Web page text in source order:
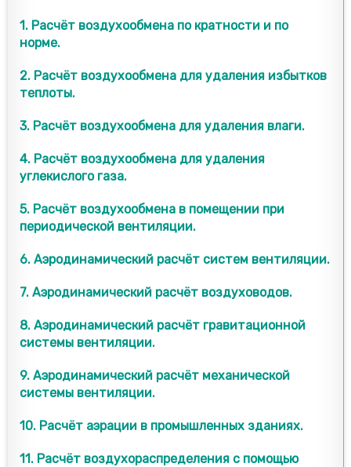
1. Расчёт воздухообмена по кратности и по
норме.
2. Расчёт воздухообмена для удаления избытков
теплоты.
3. Расчёт воздухообмена для удаления влаги.
4. Расчёт воздухообмена для удаления
углекислого газа.
5. Расчёт воздухообмена в помещении при
периодической вентиляции.
6. Аэродинамический расчёт систем вентиляции.
7. Аэродинамический расчёт воздуховодов.
8. Аэродинамический расчёт гравитационной
системы вентиляции.
9. Аэродинамический расчёт механической
системы вентиляции.
10. Расчёт аэрации в промышленных зданиях.
11. Расчёт воздухораспределения с помощью